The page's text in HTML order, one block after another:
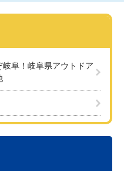
阜！岐阜県アウトドア